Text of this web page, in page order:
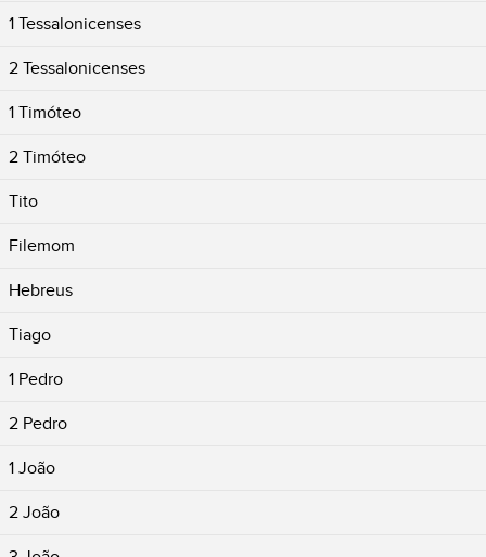
1 Tessalonicenses
2 Tessalonicenses
1 Timóteo
2 Timóteo
Tito
Filemom
Hebreus
Tiago
1 Pedro
2 Pedro
1 João
2 João